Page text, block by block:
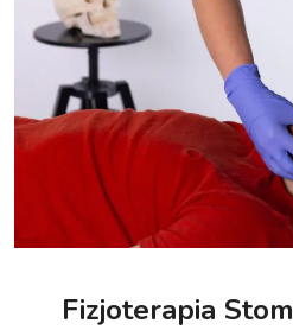
Fizjoterapia